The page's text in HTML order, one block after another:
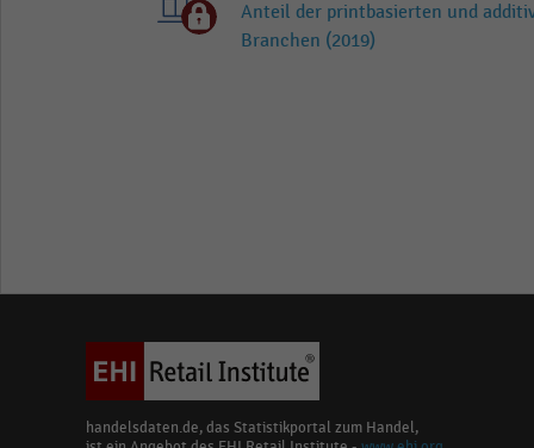
Anteil der printbasierten und
Branchen (2019)
handelsdaten.de, das Statistikportal zum Handel,